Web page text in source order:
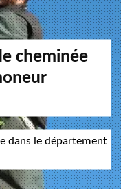
cheminée
dans le département